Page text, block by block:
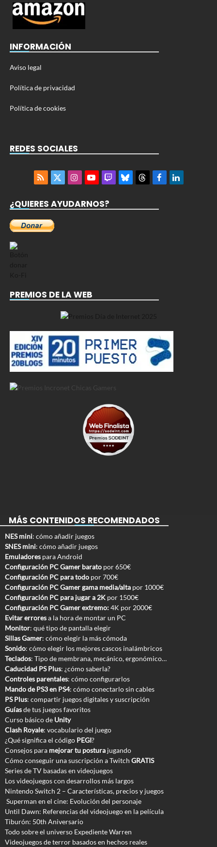
INFORMACIÓN
Aviso legal
Política de privacidad
Política de cookies
REDES SOCIALES
RSS
X
InstagramYouTubeTwitchBlueskyThreadsFacebookLinkedIn
¿QUIERES AYUDARNOS?
PREMIOS DE LA WEB
MÁS CONTENIDOS RECOMENDADOS
NES mini: cómo añadir juegos
SNES mini: cómo añadir juegos
Emuladores para Android
Configuración PC Gamer barato por 650€
Configuración PC para todo por 700€
Configuración PC Gamer gama media/alta por 1000€
Configuración PC para jugar a 2K por 1500€
Configuración PC Gamer extremo:4K por 2000€
Evitar erroresa la hora de montar un PC
Monitor: qué tipo de pantalla elegir
Sillas Gamer: cómo elegir la más cómoda
Sonido: cómo elegir los mejores cascos inalámbricos
Teclados: Tipo de membrana, mecánico, ergonómico…
Caducidad PS Plus: ¿cómo saberla?
Controles parentales: cómo configurarlos
Mando de PS3 en PS4: cómo conectarlo sin cables
PS Plus: compartir juegos digitales y suscripción
Guíasde tus juegos favoritos
Curso básico de Unity
Clash Royale: vocabulario del juego
¿Qué significa el código PEGI?
Consejos para mejorar tu postura jugando
Cómo conseguir una suscripción a Twitch GRATIS
Series de TV basadas en videojuegos
Los videojuegos con desarrollos más largos
Nintendo Switch 2 – Características, precios y juegos
Superman en el cine: Evolución del personaje
Until Dawn: Referencias del videojuego en la película
Tiburón: 50th Aniversario
Todo sobre el universo Expediente Warren
Videojuegos de terror basados en hechos reales